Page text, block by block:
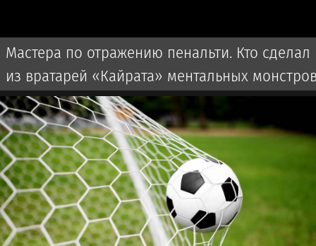
Мастера по отражению пенальти. Кто сделал
из вратарей «Кайрата» ментальных